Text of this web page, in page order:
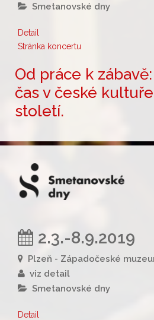
Smetanovské dny
Detail
Stránka koncertu
Od práce k
čas v české kultuře
století.
2.3.-8.9.2019
Plzeň - Západočeské
viz detail
Smetanovské dny
Detail